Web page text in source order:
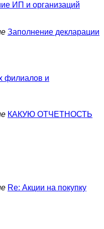
ИП и организаций
Заполнение декларации
филиалов и
КАКУЮ ОТЧЕТНОСТЬ
Re: Акции на покупку